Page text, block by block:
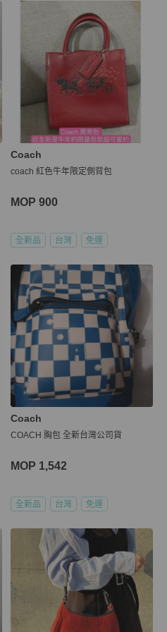
Coach
coach 紅色牛年限定側背包
MOP 900
全新品 台灣 免運
Coach
COACH 胸包 全新台灣公司貨
MOP 1,542
全新品 台灣 免運